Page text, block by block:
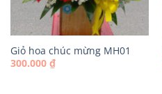
Giỏ hoa chúc mừng MH01
300.000 ₫